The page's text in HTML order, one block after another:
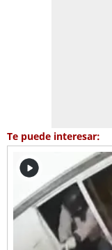
Te puede interesar: